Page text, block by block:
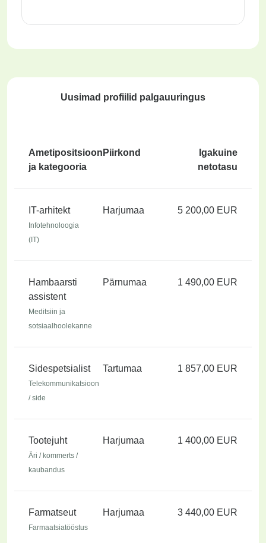
Uusimad profiilid palgauuringus
Ametipositsioon
ja kategooria
Piirkond
Igakuine
netotasu
IT-arhitekt
Infotehnoloogia
(IT)
Harjumaa 5 200,00 EUR
Hambaarsti
assistent
Meditsiin ja
sotsiaalhoolekanne
Pärnumaa 1 490,00 EUR
Sidespetsialist
Telekommunikatsioon
/ side
Tartumaa 1 857,00 EUR
Tootejuht
Äri / kommerts /
kaubandus
Harjumaa 1 400,00 EUR
Farmatseut
Farmaatsiatööstus
Harjumaa 3 440,00 EUR